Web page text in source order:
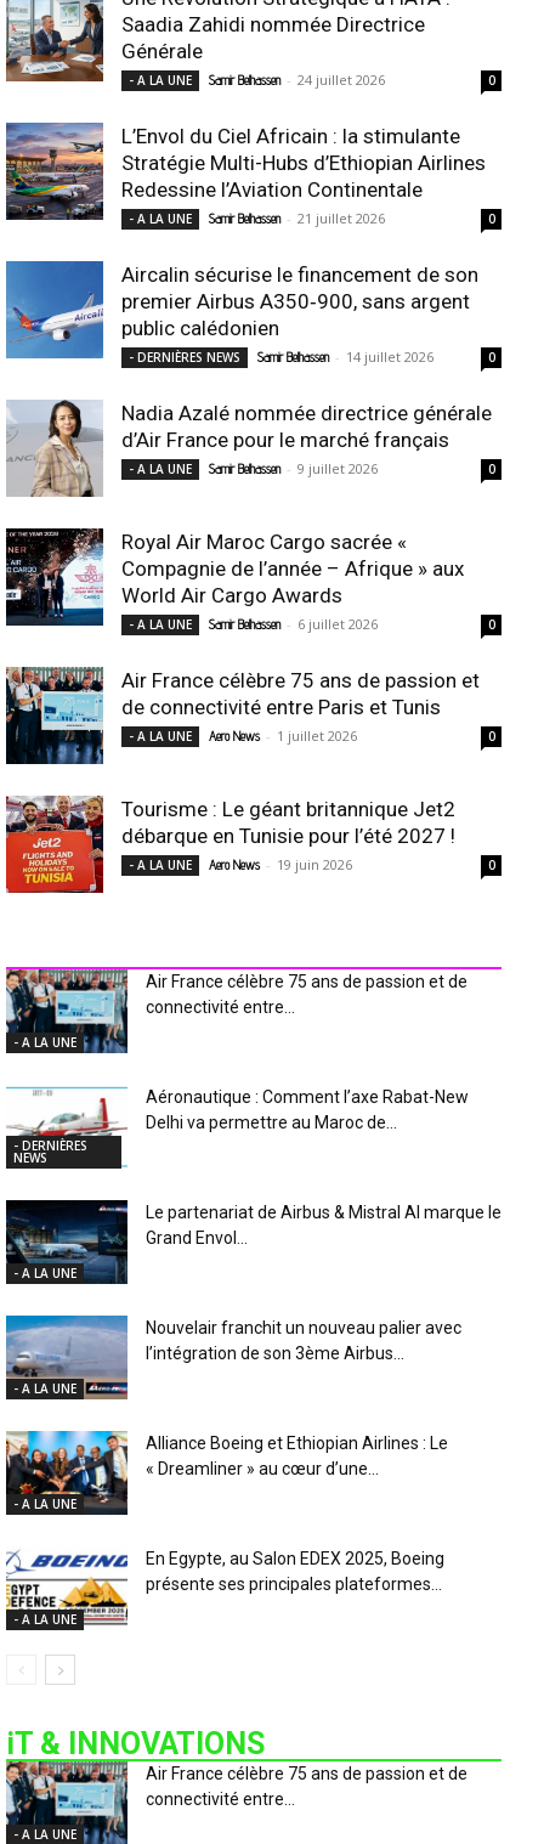
Saadia Zahidi nommée Directrice
Générale
- A LA UNE Samir Belhassen - 24 juillet 2026 0
L’Envol du Ciel Africain : la stimulante
Stratégie Multi-Hubs d’Ethiopian Airlines
Redessine l’Aviation Continentale
- A LA UNE Samir Belhassen - 21 juillet 2026 0
Aircalin sécurise le financement de son
premier Airbus A350‑900, sans argent
public calédonien
- DERNIÈRES NEWS Samir Belhassen - 14 juillet 2026 0
Nadia Azalé nommée directrice générale
d’Air France pour le marché français
- A LA UNE Samir Belhassen - 9 juillet 2026 0
Royal Air Maroc Cargo sacrée «
Compagnie de l’année – Afrique » aux
World Air Cargo Awards
- A LA UNE Samir Belhassen - 6 juillet 2026 0
Air France célèbre 75 ans de passion et
de connectivité entre Paris et Tunis
- A LA UNE Aero News - 1 juillet 2026 0
Tourisme : Le géant britannique Jet2
débarque en Tunisie pour l’été 2027 !
- A LA UNE Aero News - 19 juin 2026 0
- A LA UNE
Air France célèbre 75 ans de passion et de
connectivité entre...
- DERNIÈRES
NEWS
Aéronautique : Comment l’axe Rabat-New
Delhi va permettre au Maroc de...
- A LA UNE
Le partenariat de Airbus & Mistral AI marque le
Grand Envol...
- A LA UNE
Nouvelair franchit un nouveau palier avec
l’intégration de son 3ème Airbus...
- A LA UNE
Alliance Boeing et Ethiopian Airlines : Le
« Dreamliner » au cœur d’une...
- A LA UNE
En Egypte, au Salon EDEX 2025, Boeing
présente ses principales plateformes...
iT & INNOVATIONS
- A LA UNE
Air France célèbre 75 ans de passion et de
connectivité entre...